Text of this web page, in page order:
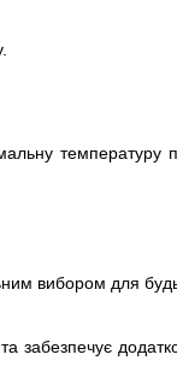
температуру
вибором для